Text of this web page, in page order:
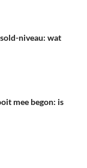
niveau: wat
mee begon: is